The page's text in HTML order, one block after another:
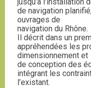
jusqu’à l’installation
de navigation
ouvrages de
navigation du Rhône.
Il décrit dans un
appréhendées les
dimensionnement et
de conception des
intégrant les
l’existant.